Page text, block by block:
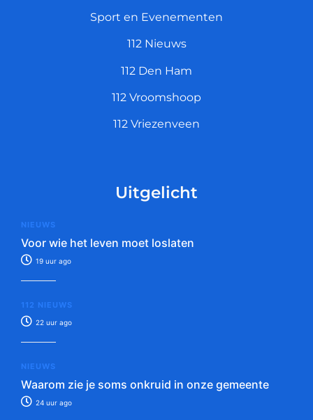
Sport en Evenementen
112 Nieuws
112 Den Ham
112 Vroomshoop
112 Vriezenveen
Uitgelicht
NIEUWS
Voor wie het leven moet loslaten
19 uur ago
112 NIEUWS
22 uur ago
NIEUWS
Waarom zie je soms onkruid in onze gemeente
24 uur ago